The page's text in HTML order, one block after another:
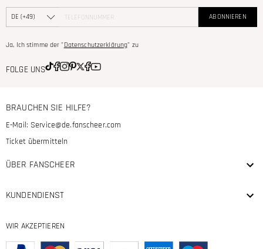
ABONNIEREN
Ja, Ich stimme der "Datenschutzerklärung" zu
FOLGE UNS
BRAUCHEN SIE HILFE?
E-Mail: Service@de.fanscheer.com
Ticket übermitteln
ÜBER FANSCHEER
KUNDENDIENST
WIR AKZEPTIEREN